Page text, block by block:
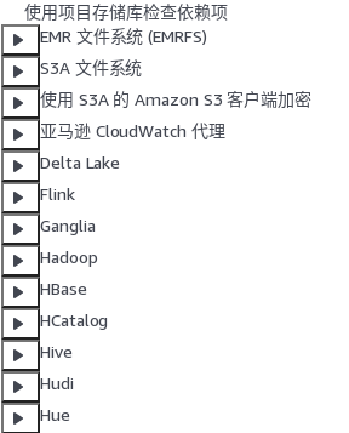
使用项目存储库检查依赖项
EMR 文件系统 (EMRFS)
S3A 文件系统
使用 S3A 的 Amazon S3 客户端加密
亚马逊 CloudWatch 代理
Delta Lake
Flink
Ganglia
Hadoop
HBase
HCatalog
Hive
Hudi
Hue